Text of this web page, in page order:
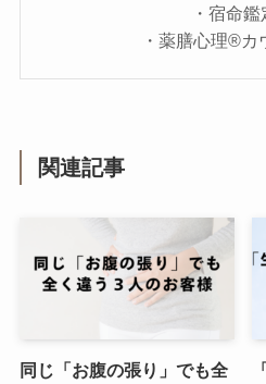
・宿命鑑
・薬膳心理®カ
関連記事
同じ「お腹の張り」でも全